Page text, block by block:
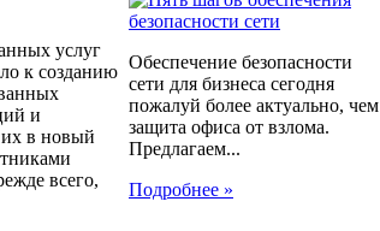
услуг
к созданию
и
в новый
всего,
Обеспечение безопасности
сети для бизнеса сегодня
пожалуй более актуально, чем
защита офиса от взлома.
Предлагаем...
Подробнее »